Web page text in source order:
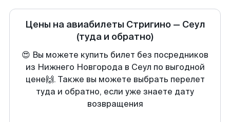
Цены на авиабилеты Стригино— Сеул
(туда и обратно)
😍 Вы можете купить билет без посредников
из Нижнего Новгорода в Сеул по выгодной
цене🙌. Также вы можете выбрать перелет
туда и обратно, если уже знаете дату
возвращения